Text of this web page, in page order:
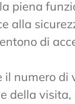
piena
alla
di
numero
della